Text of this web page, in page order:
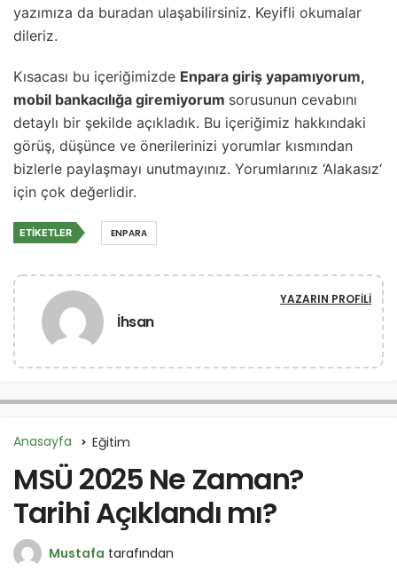
yazımıza da buradan ulaşabilirsiniz. Keyifli okumalar
dileriz.
Kısacası bu içeriğimizde Enpara giriş yapamıyorum,
mobil bankacılığa giremiyorum sorusunun cevabını
detaylı bir şekilde açıkladık. Bu içeriğimiz hakkındaki
görüş, düşünce ve önerilerinizi yorumlar kısmından
bizlerle paylaşmayı unutmayınız. Yorumlarınız ‘Alakasız‘
için çok değerlidir.
ETIKETLER ENPARA
İhsan
YAZARIN PROFILI
Anasayfa Eğitim
MSÜ 2025 Ne Zaman?
Tarihi Açıklandı mı?
Mustafa tarafından